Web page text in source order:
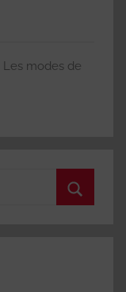
Les modes de